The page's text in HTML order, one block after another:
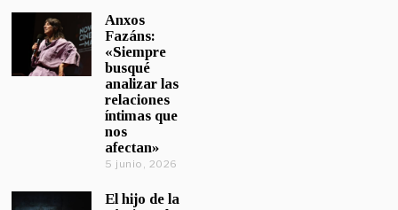
Anxos
Fazáns:
«Siempre
busqué
analizar las
relaciones
íntimas que
nos
afectan»
5 junio, 2026
El hijo de la